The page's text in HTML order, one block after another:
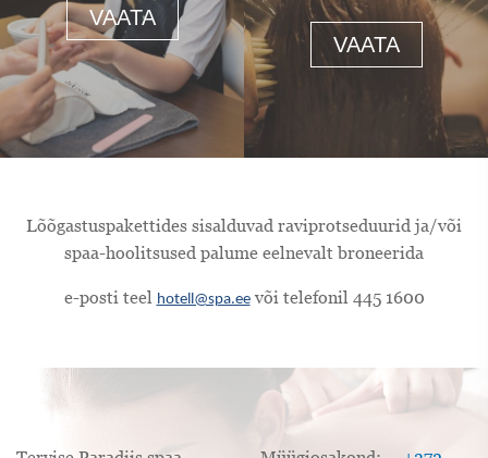
VAATA
VAATA
Lõõgastuspakettides sisalduvad raviprotseduurid ja/või
spaa-hoolitsused palume eelnevalt broneerida
e-posti teel hotell@spa.eevõi telefonil 445 1600